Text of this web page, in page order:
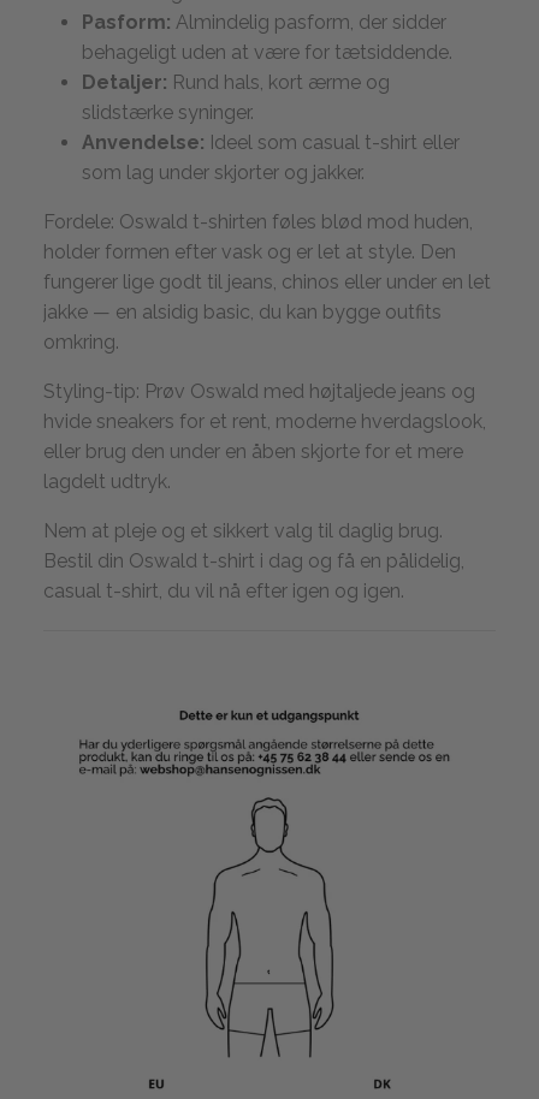
Pasform: Almindelig pasform, der sidder
behageligt uden at være for tætsiddende.
Detaljer: Rund hals, kort ærme og
slidstærke syninger.
Anvendelse: Ideel som casual t-shirt eller
som lag under skjorter og jakker.
Fordele: Oswald t-shirten føles blød mod huden,
holder formen efter vask og er let at style. Den
fungerer lige godt til jeans, chinos eller under en let
jakke — en alsidig basic, du kan bygge outfits
omkring.
Styling-tip: Prøv Oswald med højtaljede jeans og
hvide sneakers for et rent, moderne hverdagslook,
eller brug den under en åben skjorte for et mere
lagdelt udtryk.
Nem at pleje og et sikkert valg til daglig brug.
Bestil din Oswald t-shirt i dag og få en pålidelig,
casual t-shirt, du vil nå efter igen og igen.